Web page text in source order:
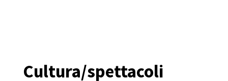
Cultura/spettacoli